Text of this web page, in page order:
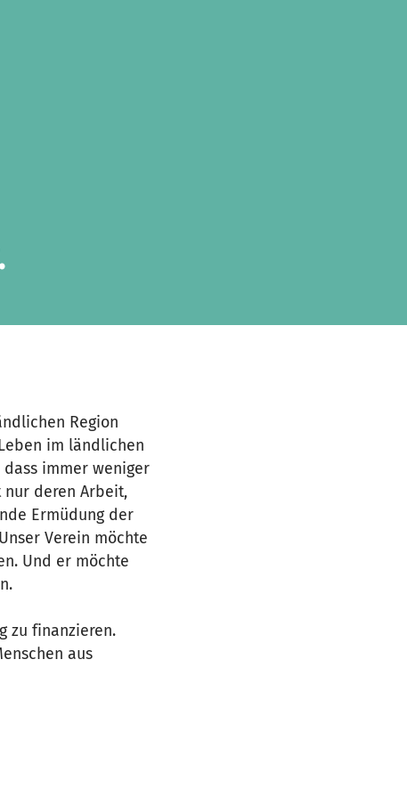
Region
im ländlichen
immer weniger
deren Arbeit,
Ermüdung der
Verein möchte
Und er möchte
zu finanzieren.
aus